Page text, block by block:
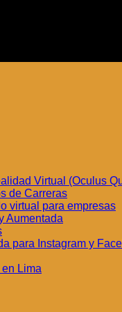
Virtual (Oculus
de Carreras
virtual para empresas
Aumentada
para Instagram y
Lima